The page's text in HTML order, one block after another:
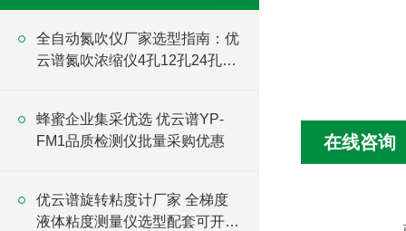
在线咨询
全自动氮吹仪厂家选型指南：优
云谱氮吹浓缩仪4孔12孔24孔型
蜂蜜企业集采优选 优云谱YP-
FM1品质检测仪批量采购优惠
优云谱旋转粘度计厂家 全梯度
液体粘度测量仪选型配套可开专